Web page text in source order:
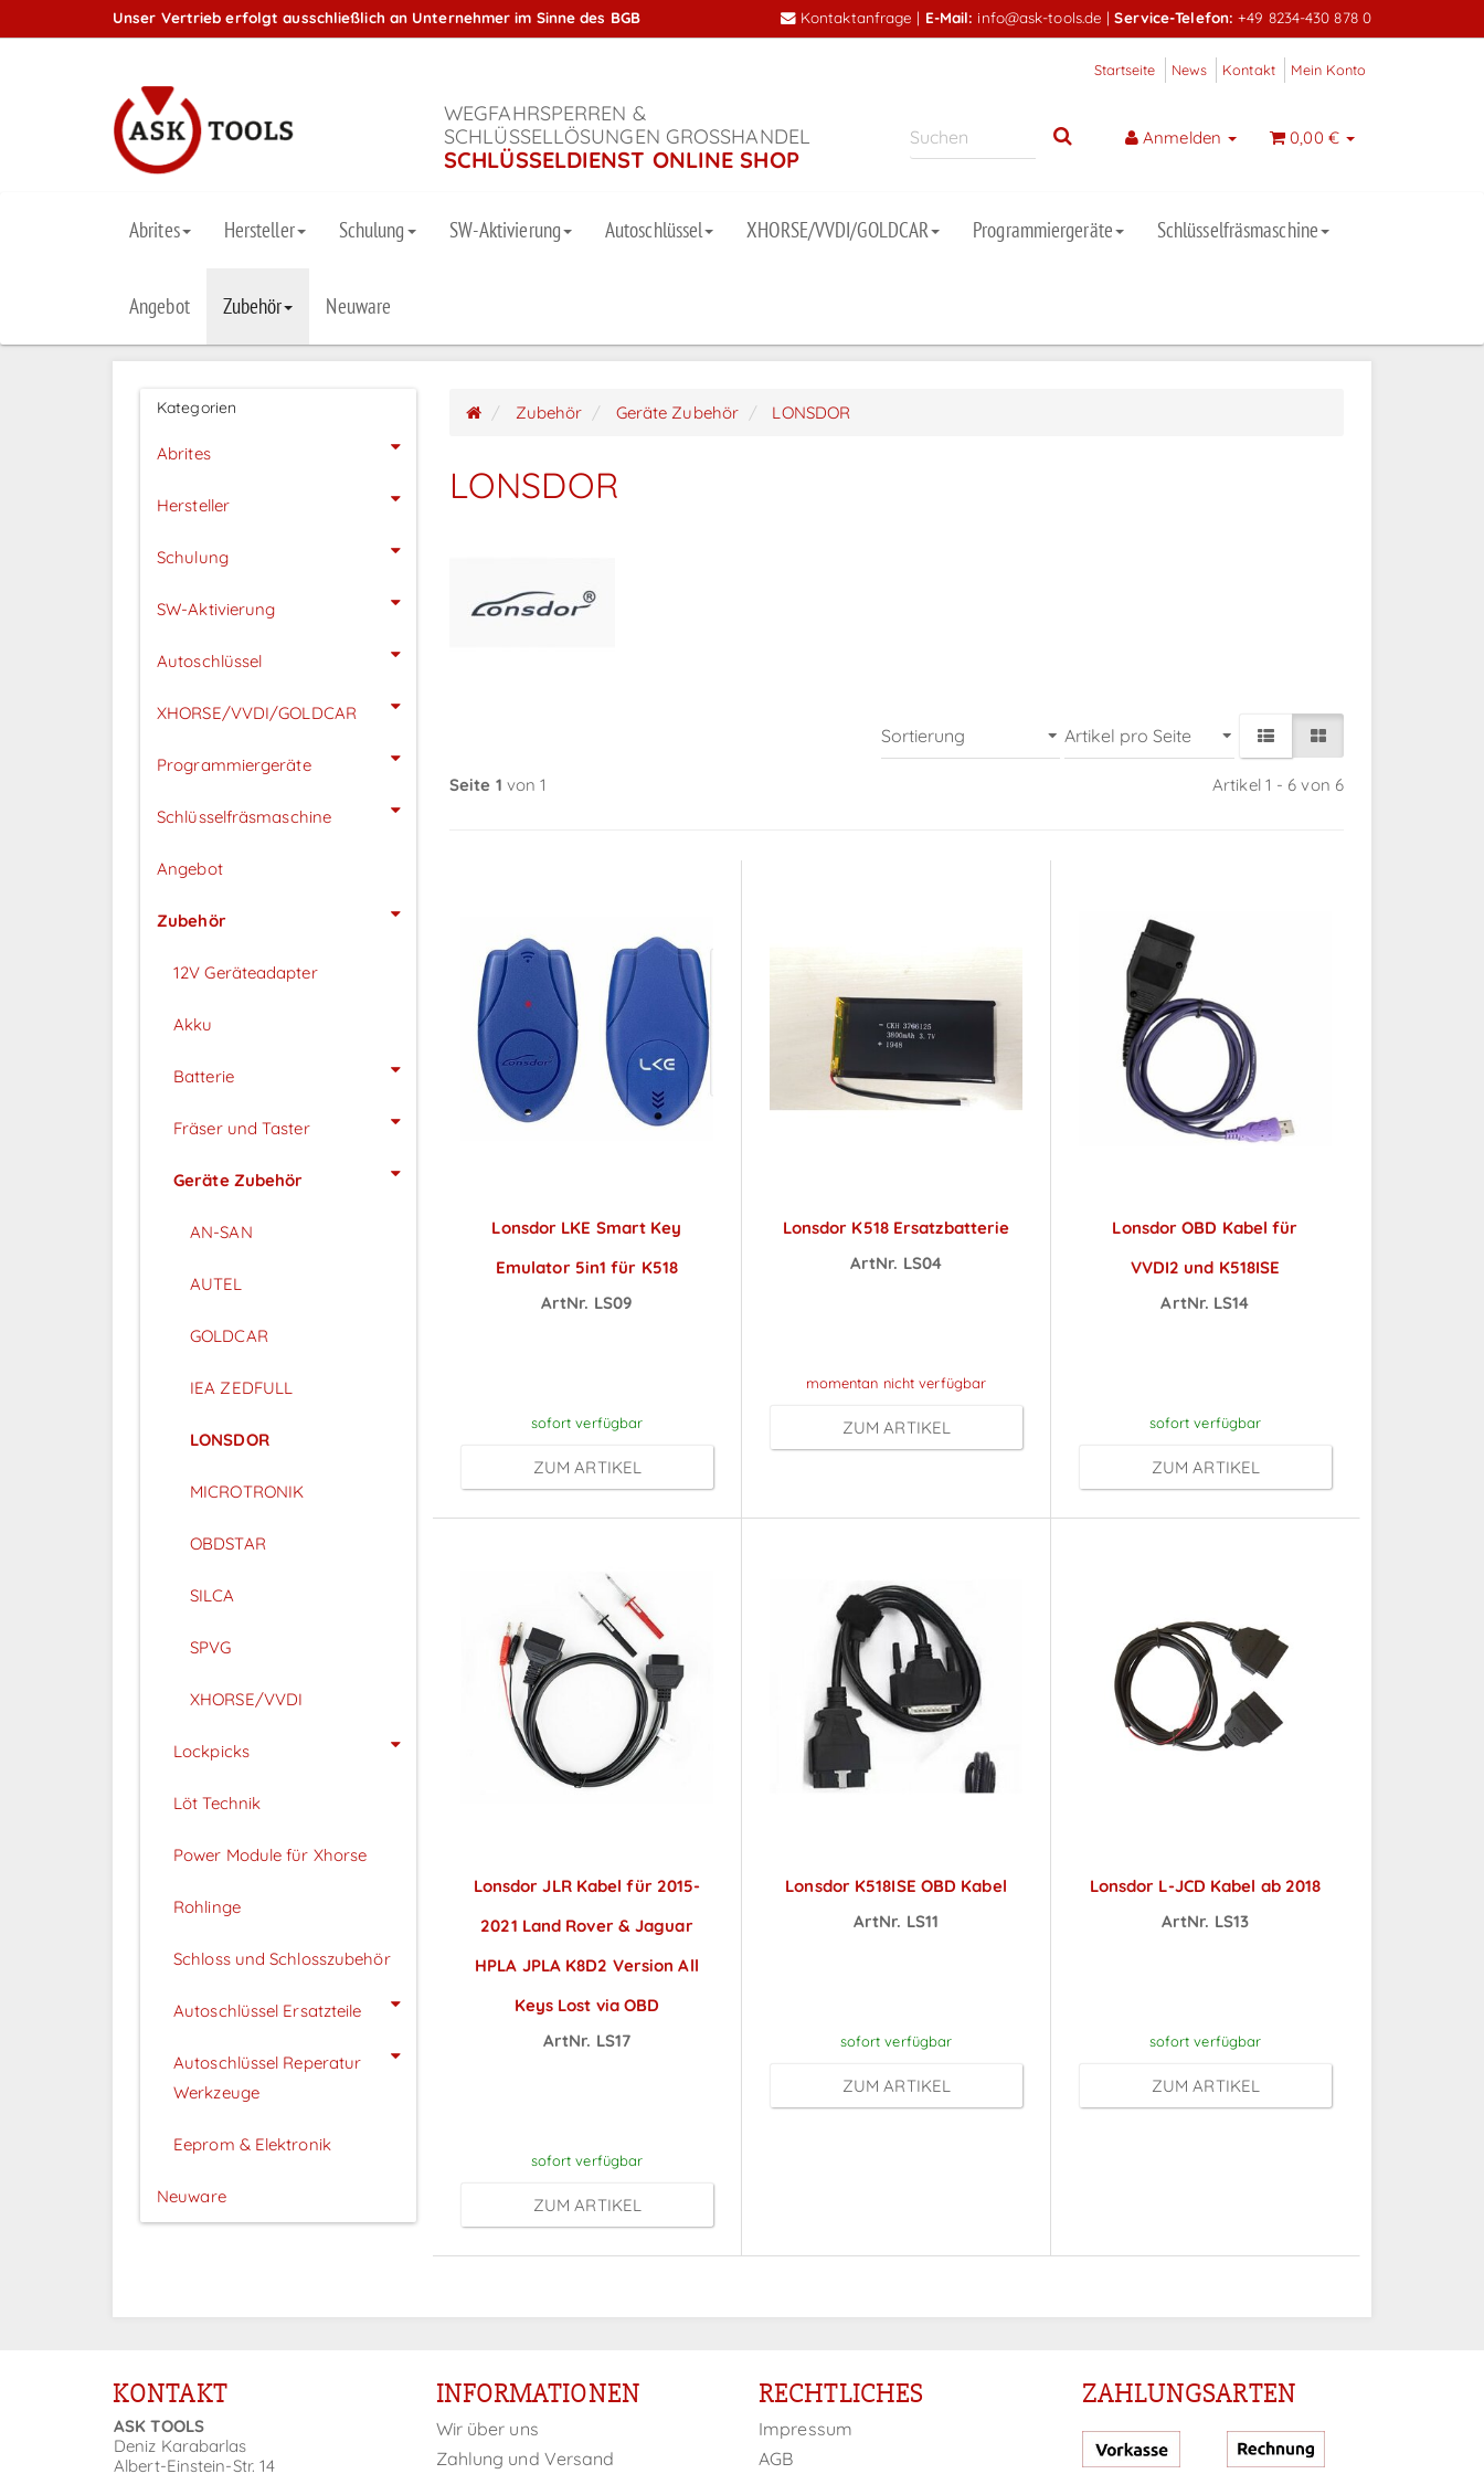
Unser Vertrieb erfolgt ausschließlich an Unternehmer im Sinne des BGB Kontaktanfrage | E-Mail: info@ask-tools.de |Service-Telefon: +49 8234-430 878 0
Startseite News Kontakt Mein Konto
WEGFAHRSPERREN &
SCHLÜSSELLÖSUNGEN GROSSHANDEL
SCHLÜSSELDIENST ONLINE SHOP
Anmelden 0,00 €
Abrites Hersteller Schulung SW-Aktivierung Autoschlüssel XHORSE/VVDI/GOLDCAR Programmiergeräte Schlüsselfräsmaschine
Angebot Zubehör Neuware
Zubehör Geräte Zubehör LONSDOR
LONSDOR
Seite 1 von 1 Artikel 1 - 6 von 6
Lonsdor LKE Smart Key
Emulator 5in1 für K518
ArtNr. LS09
sofort verfügbar
ZUM ARTIKEL
Lonsdor K518 Ersatzbatterie
ArtNr. LS04
momentan nicht verfügbar
ZUM ARTIKEL
Lonsdor OBD Kabel für
VVDI2 und K518ISE
ArtNr. LS14
sofort verfügbar
ZUM ARTIKEL
Lonsdor JLR Kabel für 2015-
2021 Land Rover & Jaguar
HPLA JPLA K8D2 Version All
Keys Lost via OBD
ArtNr. LS17
sofort verfügbar
ZUM ARTIKEL
Lonsdor K518ISE OBD Kabel
ArtNr. LS11
sofort verfügbar
ZUM ARTIKEL
Lonsdor L-JCD Kabel ab 2018
ArtNr. LS13
sofort verfügbar
ZUM ARTIKEL
Kategorien
Abrites
Hersteller
Schulung
SW-Aktivierung
Autoschlüssel
XHORSE/VVDI/GOLDCAR
Programmiergeräte
Schlüsselfräsmaschine
Angebot
Zubehör
12V Geräteadapter
Akku
Batterie
Fräser und Taster
Geräte Zubehör
AN-SAN
AUTEL
GOLDCAR
IEA ZEDFULL
LONSDOR
MICROTRONIK
OBDSTAR
SILCA
SPVG
XHORSE/VVDI
Lockpicks
Löt Technik
Power Module für Xhorse
Rohlinge
Schloss und Schlosszubehör
Autoschlüssel Ersatzteile
Autoschlüssel Reperatur
Werkzeuge
Eeprom & Elektronik
Neuware
KONTAKT
ASK TOOLS
Deniz Karabarlas
Albert-Einstein-Str. 14
INFORMATIONEN
Wir über uns
Zahlung und Versand
RECHTLICHES
Impressum
AGB
ZAHLUNGSARTEN